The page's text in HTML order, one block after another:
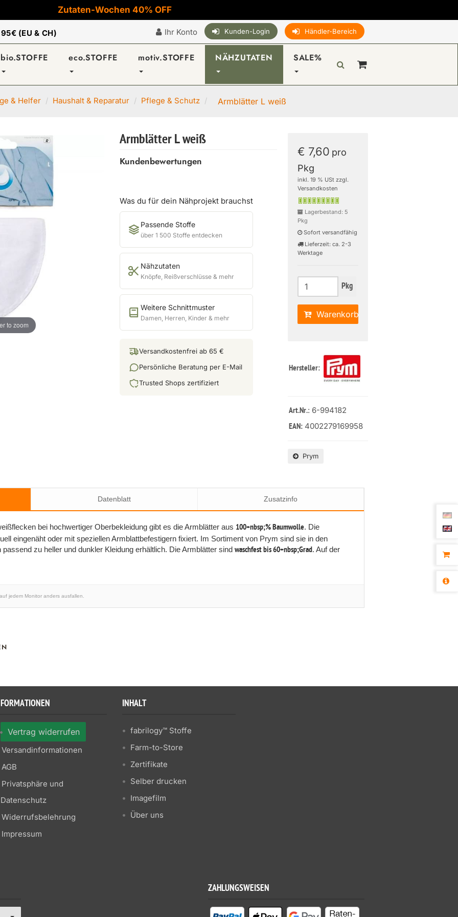
Zutaten-Wochen 40% OFF
95€ (EU & CH) Ihr Konto Kunden-Login Händler-Bereich
bio.STOFFE eco.STOFFE motiv.STOFFE NÄHZUTATEN SALE%
& Helfer Haushalt & Reparatur Pflege & Schutz Armblätter L weiß
to zoom
Armblätter L weiß
Kundenbewertungen
Was du für dein Nähprojekt brauchst
Passende Stoffe
über 1 500 Stoffe entdecken
Nähzutaten
Knöpfe, Reißverschlüsse & mehr
Weitere Schnittmuster
Damen, Herren, Kinder & mehr
Versandkostenfrei ab 65 €
Persönliche Beratung per E-Mail
Trusted Shops zertifiziert
€ 7,60 pro
Pkg
inkl. 19 % USt zzgl.
Versandkosten
Lagerbestand: 5
Pkg
Sofort versandfähig
Lieferzeit: ca. 2-3
Werktage
Pkg
Warenkorb
Hersteller:
Art.Nr.: 6-994182
EAN: 4002279169958
Prym
Datenblatt Zusatzinfo
bei hochwertiger Oberbekleidung gibt es die Armblätter aus 100+nbsp;% Baumwolle. Die
eingenäht oder mit speziellen Armblattbefestigern fixiert. Im Sortiment von Prym sind sie in den
zu heller und dunkler Kleidung erhältlich. Die Armblätter sind waschfest bis 60+nbsp;Grad. Auf der
jedem Monitor anders ausfallen.
Vertrag widerrufen
Versandinformationen
AGB
Privatsphäre und
Datenschutz
Widerrufsbelehrung
Impressum
INHALT
fabrilogy™ Stoffe
Farm-to-Store
Zertifikate
Selber drucken
Imagefilm
Über uns
ZAHLUNGSWEISEN